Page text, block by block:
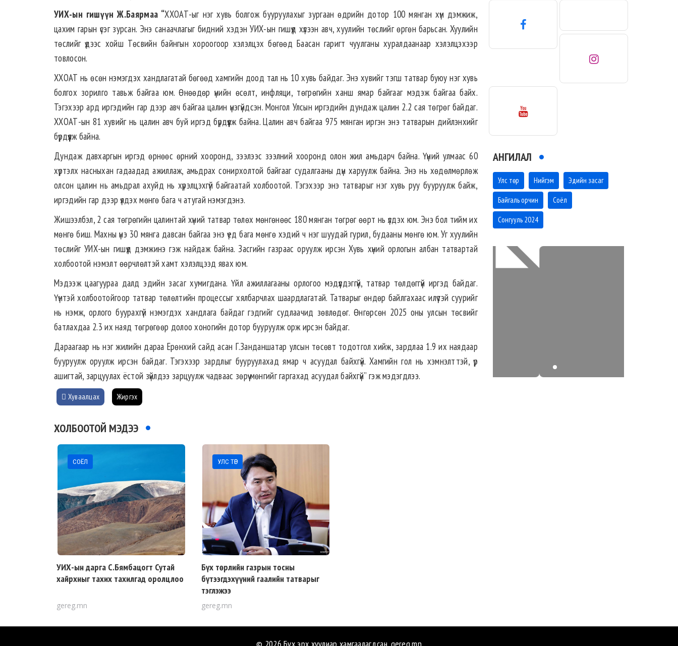
УИХ-ын гишүүн Ж.Баярмаа “ХХОАТ-ыг нэг хувь болгож бууруулахыг зургаан өдрийн дотор 100 мянган хүн дэмжиж,
цахим гарын үсэг зурсан. Энэ санаачлагыг бидний хэдэн УИХ-ын гишүүд хүлээн авч, хуулийн төслийг өргөн барьсан. Хуулийн
төслийг үдээс хойш Төсвийн байнгын хороогоор хэлэлцэх бөгөөд Баасан гаригт чуулганы хуралдаанаар хэлэлцэхээр
товлосон.
ХХОАТ нь өсөн нэмэгдэх хандлагатай бөгөөд хамгийн доод тал нь 10 хувь байдаг. Энэ хувийг тэгш татвар буюу нэг хувь
болгох зорилго тавьж байгаа юм. Өнөөдөр үнийн өсөлт, инфляци, төгрөгийн ханш ямар байгааг мэдэж байгаа байх.
Тэгэхээр ард иргэдийн гар дээр авч байгаа цалин үнэгүйдсэн. Монгол Улсын иргэдийн дундаж цалин 2.2 сая төгрөг байдаг.
ХХОАТ-ын 81 хувийг нь цалин авч буй иргэд бүрдүүлж байна. Цалин авч байгаа 975 мянган иргэн энэ татварын дийлэнхийг
бүрдүүлж байна.
Дундаж давхаргын иргэд өрнөөс өрний хооронд, зээлээс зээлний хооронд олон жил амьдарч байна. Үүний улмаас 60
хүртэлх насныхан гадаадад ажиллаж, амьдрах сонирхолтой байгааг судалгааны дүн харуулж байна. Энэ нь хөдөлмөрлөж
олсон цалин нь амьдрал ахуйд нь хүрэлцэхгүй байгаатай холбоотой. Тэгэхээр энэ татварыг нэг хувь руу бууруулж байж,
иргэдийн гар дээр үлдэх мөнгө бага ч атугай нэмэгдэнэ.
Жишээлбэл, 2 сая төгрөгийн цалинтай хүний татвар төлөх мөнгөнөөс 180 мянган төгрөг өөрт нь үлдэх юм. Энэ бол тийм их
мөнгө биш. Махны үнэ 30 мянга давсан байгаа энэ үед бага мөнгө хэдий ч нэг шуудай гурил, будааны мөнгө юм. Уг хуулийн
төслийг УИХ-ын гишүүд дэмжинэ гэж найдаж байна. Засгийн газраас оруулж ирсэн Хувь хүний орлогын албан татвартай
холбоотой нэмэлт өөрчлөлтэй хамт хэлэлцээд явах юм.
Мэдээж цаагуураа далд эдийн засаг хумигдана. Үйл ажиллагааны орлогоо мэдүүлдэггүй, татвар төлдөггүй иргэд байдаг.
Үүнтэй холбоотойгоор татвар төлөлтийн процессыг хялбарчлах шаардлагатай. Татварыг өндөр байлгахаас илүүтэй суурийг
нь нэмж, орлого буурахгүй нэмэгдэх хандлага байдаг гэдгийг судлаачид зөвлөдөг. Өнгөрсөн 2025 оны улсын төсвийг
батлахдаа 2.3 их наяд төгрөгөөр долоо хоногийн дотор бууруулж орж ирсэн байдаг.
Дараагаар нь нэг жилийн дараа Ерөнхий сайд асан Г.Занданшатар улсын төсөвт тодотгол хийж, зардлаа 1.9 их наядаар
бууруулж оруулж ирсэн байдаг. Тэгэхээр зардлыг бууруулахад ямар ч асуудал байхгүй. Хамгийн гол нь хэмнэлттэй, үр
ашигтай, зарцуулах ёстой зүйлдээ зарцуулж чадваас зөрүү мөнгийг гаргахад асуудал байхгүй” гэж мэдэгдлээ.
Хуваалцах Жиргэх
ХОЛБООТОЙ МЭДЭЭ
СОЁЛ
УИХ-ын дарга С.Бямбацогт Сутай
хайрхныг тахих тахилгад оролцлоо
gereg.mn
УЛС ТӨР
Бүх төрлийн газрын тосны
бүтээгдэхүүний гаалийн татварыг
тэглэжээ
gereg.mn
АНГИЛАЛ
Улс төр Нийгэм Эдийн засаг
Байгаль орчин Соёл
Сонгууль 2024
© 2026 Бүх эрх хуулиар хамгаалагдсан. gereg.mn